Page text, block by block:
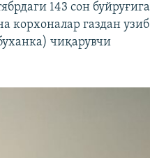
143 сон буйруғига
корхоналар газдан узиб
чиқарувчи